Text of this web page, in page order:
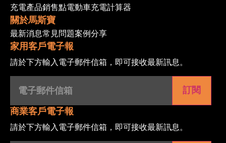
充電產品銷售點電動車充電計算器
關於馬斯寶
最新消息常見問題案例分享
家用客戶電子報
請於下方輸入電子郵件信箱，即可接收最新訊息。
電
件
信
(Required)
商業客戶電子報
請於下方輸入電子郵件信箱，即可接收最新訊息。